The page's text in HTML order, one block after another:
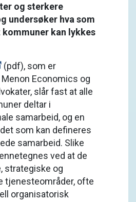
og sterkere
undersøker hva som
kan lykkes
(pdf), som er
Economics og
slår fast at alle
deltar i
samarbeid, og en
som kan defineres
samarbeid. Slike
ved at de
strategiske og
tjenesteområder, ofte
organisatorisk